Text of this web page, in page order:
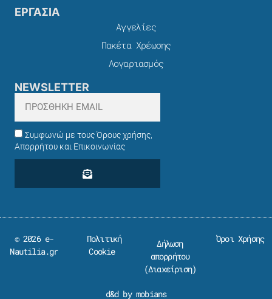
ΕΡΓΑΣΙΑ
Αγγελίες
Πακέτα Χρέωσης​
Λογαριασμός
NEWSLETTER
Συμφωνώ με τους Όρους χρήσης,
Απορρήτου και Επικοινωνίας
© 2026 e-
Nautilia.gr
Πολιτική
Cookie
Δήλωση
απορρήτου
(Διαχείριση)
Όροι Χρήσης
d&d by mobians